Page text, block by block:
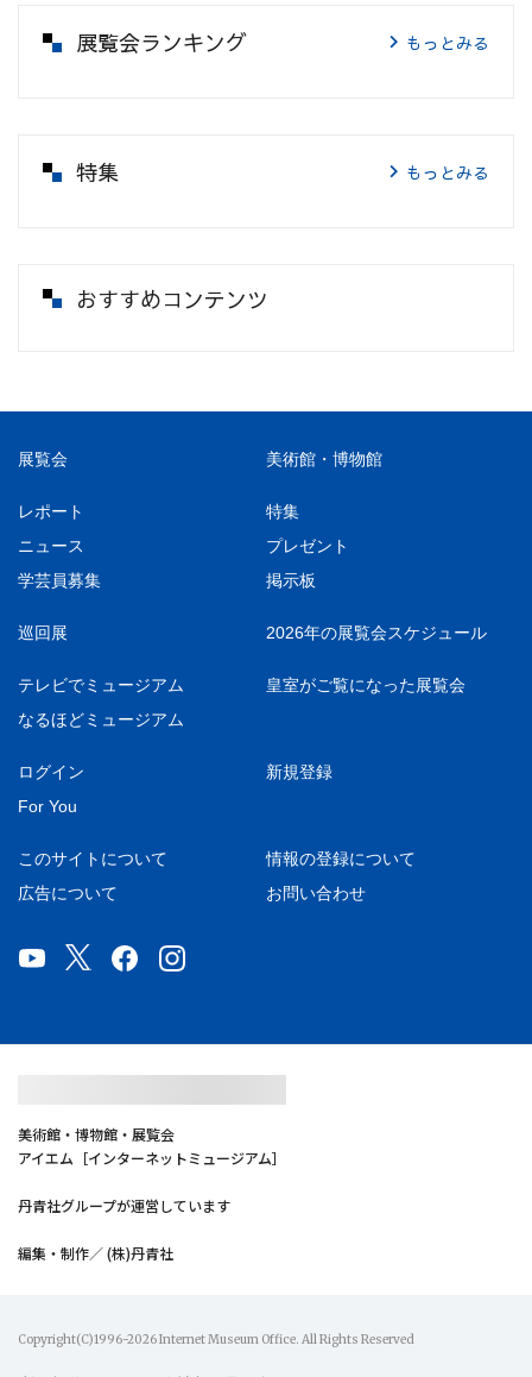
展覧会ランキング もっとみる
特集 もっとみる
おすすめコンテンツ
展覧会 美術館・博物館
レポート
特集
ニュース
プレゼント
学芸員募集
掲示板
巡回展 2026年の展覧会スケジュール
テレビでミュージアム
皇室がご覧になった展覧会
なるほどミュージアム
ログイン
新規登録
For You
このサイトについて
情報の登録について
広告について
お問い合わせ
美術館・博物館・展覧会
アイエム［インターネットミュージアム］
丹青社グループが運営しています
編集・制作／ (株)丹青社
Copyright(C)1996-2026 Internet Museum Office. All Rights Reserved